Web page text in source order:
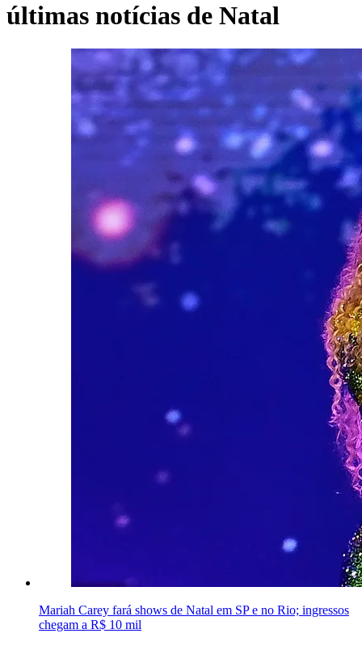
últimas notícias de Natal
Mariah Carey fará shows de Natal em SP e no Rio; ingressos
chegam a R$ 10 mil